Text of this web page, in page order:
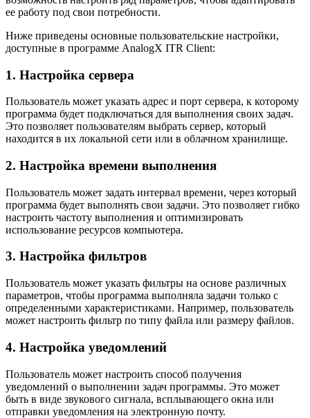
ее работу под свои потребности.
Ниже приведены основные пользовательские настройки,
доступные в программе AnalogX ITR Client:
1. Настройка сервера
Пользователь может указать адрес и порт сервера, к которому
программа будет подключаться для выполнения своих задач.
Это позволяет пользователям выбрать сервер, который
находится в их локальной сети или в облачном хранилище.
2. Настройка времени выполнения
Пользователь может задать интервал времени, через который
программа будет выполнять свои задачи. Это позволяет гибко
настроить частоту выполнения и оптимизировать
использование ресурсов компьютера.
3. Настройка фильтров
Пользователь может указать фильтры на основе различных
параметров, чтобы программа выполняла задачи только с
определенными характеристиками. Например, пользователь
может настроить фильтр по типу файла или размеру файлов.
4. Настройка уведомлений
Пользователь может настроить способ получения
уведомлений о выполнении задач программы. Это может
быть в виде звукового сигнала, всплывающего окна или
отправки уведомления на электронную почту.